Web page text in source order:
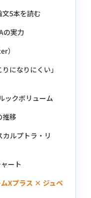
5本を読む
の実力
）
になりにくい」
ックボリューム
推移
ルプトラ・リ
ート
Xプラス × ジュベ